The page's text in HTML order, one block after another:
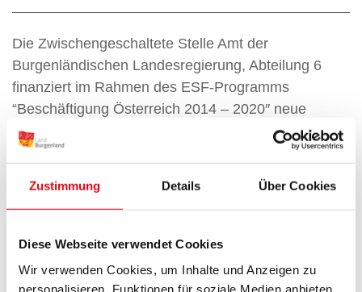
Zustimmung Details Über Cookies
Diese Webseite verwendet Cookies
Wir verwenden Cookies, um Inhalte und Anzeigen zu
personalisieren, Funktionen für soziale Medien anbieten
Die Zwischengeschaltete Stelle Amt der
Burgenländischen Landesregierung, Abteilung 6
finanziert im Rahmen des ESF-Programms
“Beschäftigung Österreich 2014 – 2020″ neue
Projekte im Bereich der
Prioritätsachse 4, Maßnahme 4.5.2, Aktive
Inklusion, nicht zuletzt durch die Förderung der
Chancengleichheit und aktiver Beteiligung, und
Ziel
der Armutsbekämpfung und der Förderung der
Inklusion von am Arbeitsmarkt marginalisierten